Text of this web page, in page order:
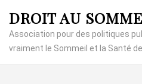
contenu
(Pressez
DROIT AU
Association pour des politiques
vraiment le Sommeil et la Santé